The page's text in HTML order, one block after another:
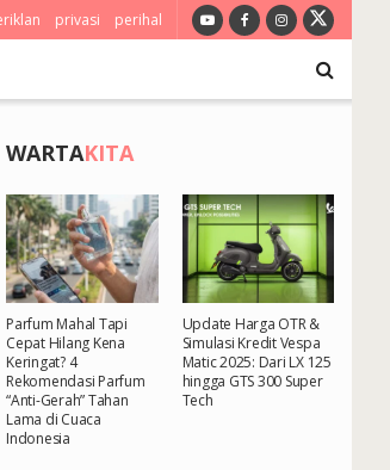
privasi perihal
WARTAKITA
Parfum Mahal Tapi
Cepat Hilang Kena
Keringat? 4
Rekomendasi Parfum
“Anti-Gerah” Tahan
Lama di Cuaca
Indonesia
Update Harga OTR &
Simulasi Kredit Vespa
Matic 2025: Dari LX 125
hingga GTS 300 Super
Tech